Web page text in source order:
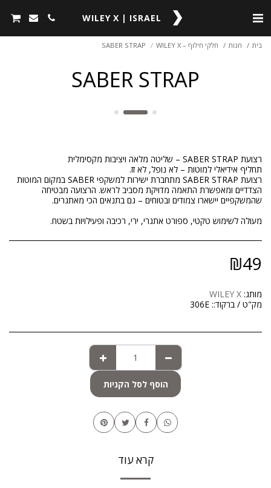
WILEY X | ISRAEL
בית חנות חלקי חילוף – WILEY X SABER STRAP
SABER STRAP
רצועת SABER STRAP מתחברת ישירות למשקפי SABER במקום המוטות
הצדדיים ומאפשרת התאמה מדויקת מסביב לראש. הרצועה מבטיחה
מעולה לשימוש טקטי, ספורט אתגרי, ירי, רכיבה ופעילויות בשטח.
₪49
מותג: WILEY X
מק"ט / ברקוד:: 306E
הוסף לסל הקניות
קרא עוד